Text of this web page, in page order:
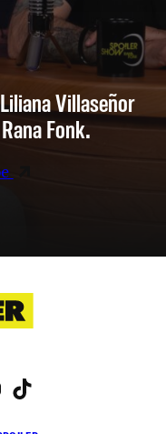
Villaseñor
Fonk.
YouTube